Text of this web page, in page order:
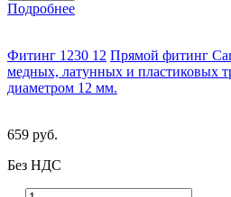
Подробнее
Фитинг 1230 12 Прямой фитинг
медных, латунных и пластиковых
диаметром 12 мм.
659 руб.
Без НДС